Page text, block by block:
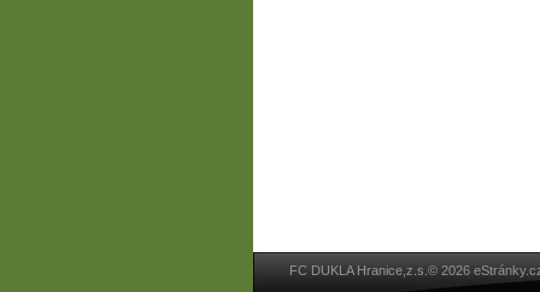
FC DUKLA Hranice,z.s.© 2026